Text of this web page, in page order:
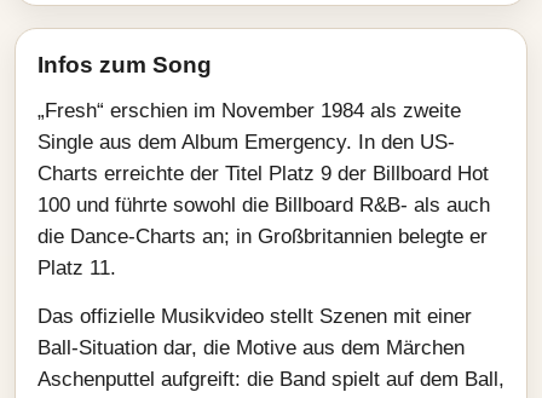
Infos zum Song
„Fresh“ erschien im November 1984 als zweite
Single aus dem Album Emergency. In den US-
Charts erreichte der Titel Platz 9 der Billboard Hot
100 und führte sowohl die Billboard R&B- als auch
die Dance-Charts an; in Großbritannien belegte er
Platz 11.
Das offizielle Musikvideo stellt Szenen mit einer
Ball-Situation dar, die Motive aus dem Märchen
Aschenputtel aufgreift: die Band spielt auf dem Ball,